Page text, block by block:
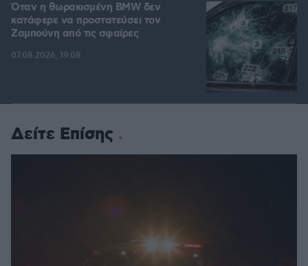
Όταν η θωρακισμένη BMW δεν
κατάφερε να προστατεύσει τον
Ζαμπούνη από τις σφαίρες
07.08.2026, 19:08
Δείτε Επίσης